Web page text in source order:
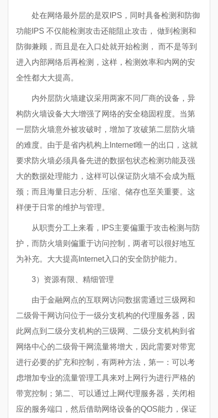
处在网络最外层的是双IPS，同时具备检测和防御
功能IPS 不仅能检测攻击还能阻止攻击， 做到检测和
防御兼顾，而且是在入口处就开始检测， 而不是等到
进入内部网络后再检测，这样，检测效率和内网的安
全性都大大提高。
内外层防火墙建议采用两家不同厂商的设备，异
构防火墙设备大大增强了网络的安全稳固程度。当第
一层防火墙意外被攻破时，增加了攻破第二层防火墙
的难度。由于是省内机构上Internet唯一的出口，这就
要求防火墙必须具备先进的数据包状态检测功能及强
大的数据处理能力，这样可以保证防火墙不会成为瓶
颈；而且海量日志分析、压缩、储存也至关重要。这
样便于日常的维护与管理。
从职责分工上来看，IPS主要偏重于攻击检测与防
护，而防火墙则偏重于访问控制，两者可以很好地互
为补充。大大提高Internet入口的安全防护能力。
3）资源有限、精细管理
由于金融网点的互联网访问数据需通过三级网和
二级骨干网访问位于一级分支机构的代理服务器，因
此网点到二级分支机构的三级网、二级分支机构到省
网络中心的二级骨干网流量将增大，因此需要对带宽
进行必要的扩充和控制，有两种方法，第一：可以考
虑增加专业的流量管理工具来对上网行为进行严格的
带宽控制；第二、可以通过上网代理服务器，关闭相
应的服务端口，然后借助网络设备的QOS能力，保证